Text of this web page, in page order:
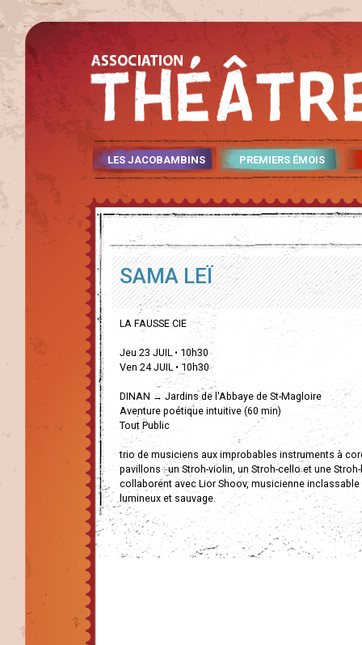
LES JACOBAMBINS PREMIERS ÉMOIS
SAMA LEÏ
LA FAUSSE CIE
Jeu 23 JUIL • 10h30
Ven 24 JUIL • 10h30
DINAN → Jardins de l'Abbaye de St-Magloire
Aventure poétique intuitive (60 min)
Tout Public
trio de musiciens aux improbables instruments à
pavillons : un Stroh-violin, un Stroh-cello et une
collaborent avec Lior Shoov, musicienne inclassable
lumineux et sauvage.